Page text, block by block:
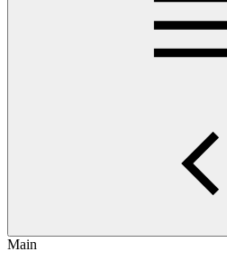
Main